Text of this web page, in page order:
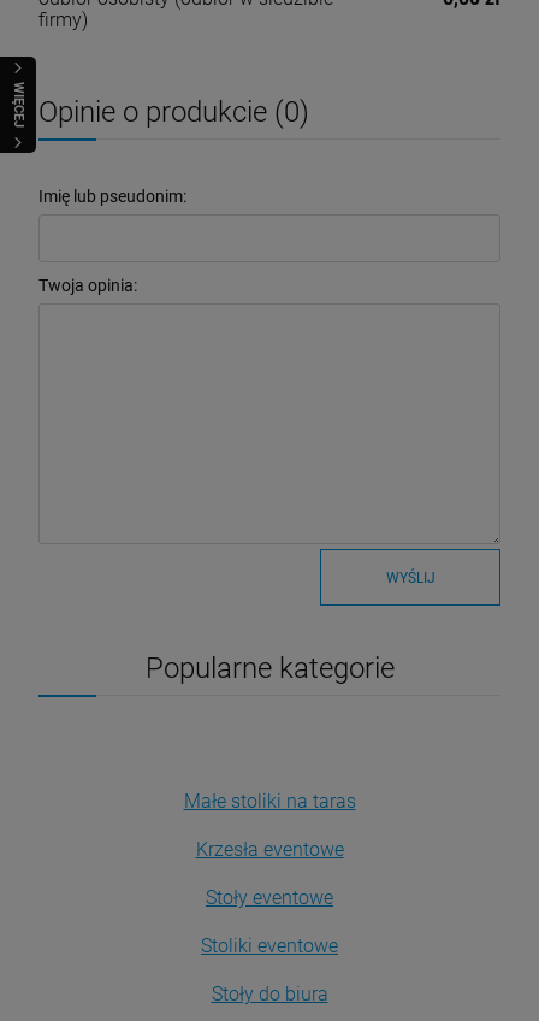
WIĘCEJ
firmy)
Opinie o produkcie (0)
Imię lub pseudonim:
Twoja opinia:
WYŚLIJ
Popularne kategorie
Małe stoliki na taras
Krzesła eventowe
Stoły eventowe
Stoliki eventowe
Stoły do biura